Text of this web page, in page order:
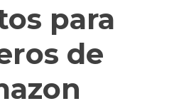
para
de